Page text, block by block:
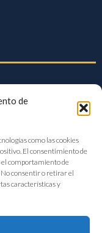
de
como las cookies
El consentimiento de
el comportamiento de
No consentir o retirar el
características y